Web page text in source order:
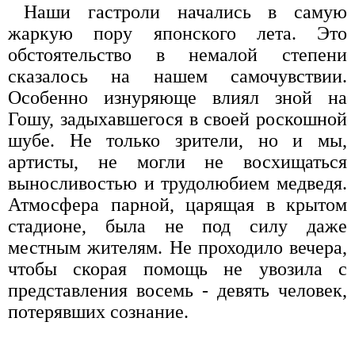
Наши гастроли начались в самую
жаркую пору японского лета. Это
обстоятельство в немалой степени
сказалось на нашем самочувствии.
Особенно изнуряюще влиял зной на
Гошу, задыхавшегося в своей роскошной
шубе. Не только зрители, но и мы,
артисты, не могли не восхищаться
выносливостью и трудолюбием медведя.
Атмосфера парной, царящая в крытом
стадионе, была не под силу даже
местным жителям. Не проходило вечера,
чтобы скорая помощь не увозила с
представления восемь - девять человек,
потерявших сознание.